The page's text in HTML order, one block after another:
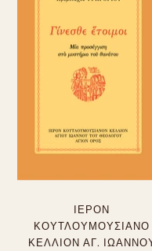
ΙΕΡΟΝ
ΚΟΥΤΛΟΥΜΟΥΣΙΑΝΟ
ΚΕΛΛΙΟΝ ΑΓ.